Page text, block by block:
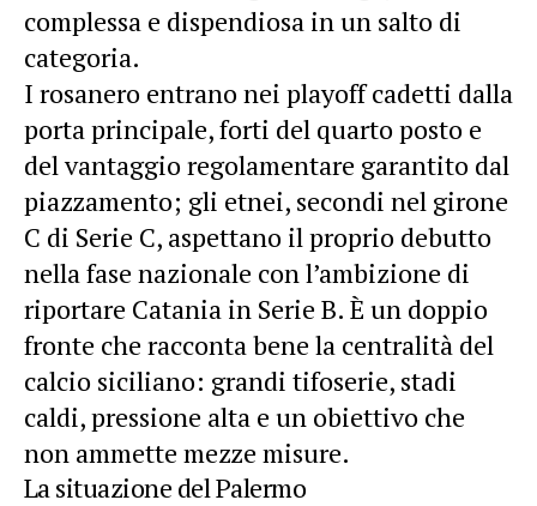
complessa e dispendiosa in un salto di
categoria.
I rosanero entrano nei playoff cadetti dalla
porta principale, forti del quarto posto e
del vantaggio regolamentare garantito dal
piazzamento; gli etnei, secondi nel girone
C di Serie C, aspettano il proprio debutto
nella fase nazionale con l’ambizione di
riportare Catania in Serie B. È un doppio
fronte che racconta bene la centralità del
calcio siciliano: grandi tifoserie, stadi
caldi, pressione alta e un obiettivo che
non ammette mezze misure.
La situazione del Palermo